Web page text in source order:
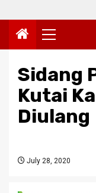
Primary
Menu
Sidang
Kutai
Diulang
July 28, 2020